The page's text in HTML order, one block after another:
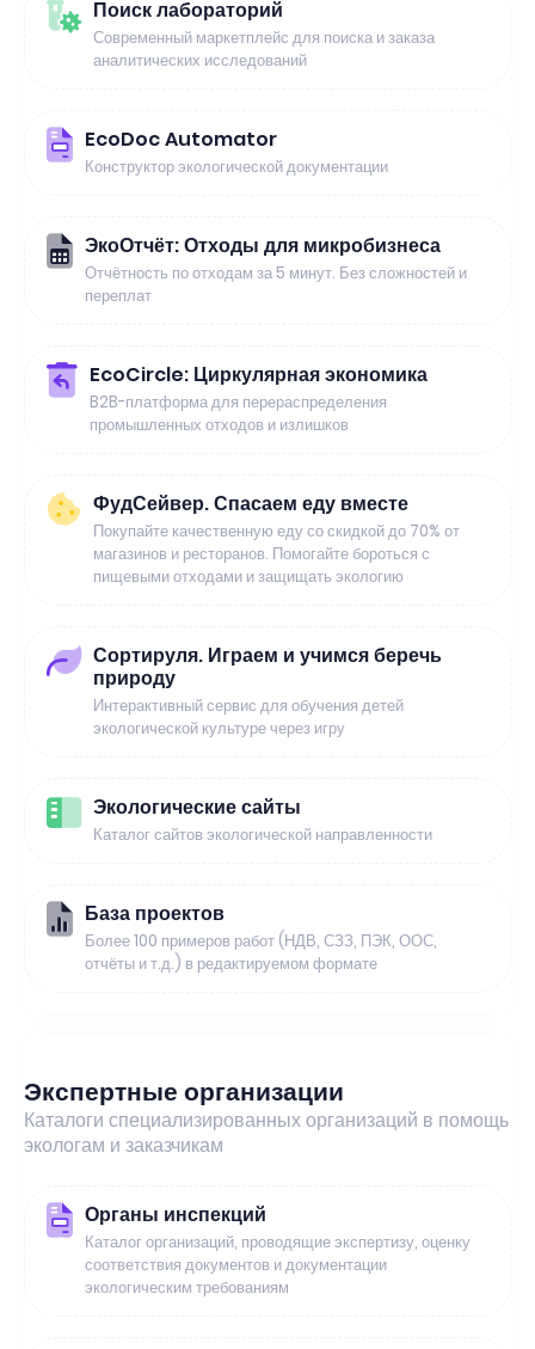
Поиск лабораторий
Современный маркетплейс для поиска и заказа
аналитических исследований
EcoDoc Automator
Конструктор экологической документации
ЭкоОтчёт: Отходы для микробизнеса
Отчётность по отходам за 5 минут. Без сложностей и
переплат
EcoCircle: Циркулярная экономика
B2B-платформа для перераспределения
промышленных отходов и излишков
ФудСейвер. Спасаем еду вместе
Покупайте качественную еду со скидкой до 70% от
магазинов и ресторанов. Помогайте бороться с
пищевыми отходами и защищать экологию
Сортируля. Играем и учимся беречь
природу
Интерактивный сервис для обучения детей
экологической культуре через игру
Экологические сайты
Каталог сайтов экологической направленности
База проектов
Более 100 примеров работ (НДВ, СЗЗ, ПЭК, ООС,
отчёты и т.д.) в редактируемом формате
Экспертные организации
Каталоги специализированных организаций в помощь
экологам и заказчикам
Органы инспекций
Каталог организаций, проводящие экспертизу, оценку
соответствия документов и документации
экологическим требованиям